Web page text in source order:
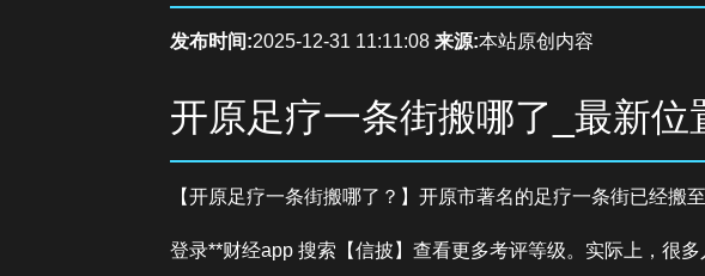
发布时间:2025-12-31 11:11:08 来源:本站原创内容
开原足疗一条街搬哪了_最新位
【开原足疗一条街搬哪了？】开原市著名的足疗一条街已经搬
登录**财经app 搜索【信披】查看更多考评等级。实际上，很